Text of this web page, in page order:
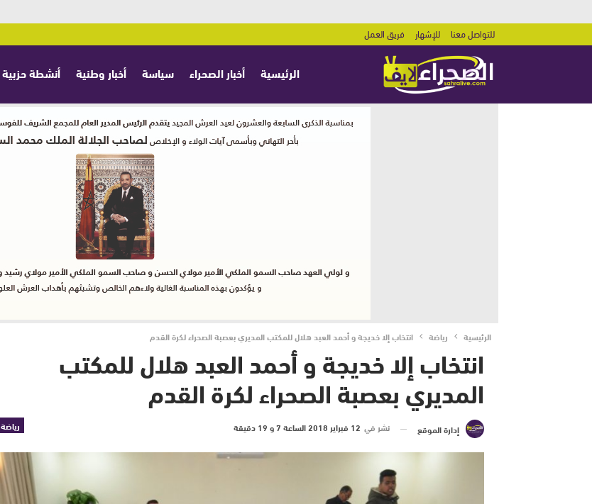
للتواصل معنا للإشهار فريق العمل
الرئيسية أخبار الصحراء سياسة أخبار وطنية أنشطة حزبية
الرئيسية رياضة انتخاب إلا خديجة و أحمد العبد هلال للمكتب المديري بعصبة الصحراء لكرة القدم
انتخاب إلا خديجة و أحمد العبد هلال للمكتب
المديري بعصبة الصحراء لكرة القدم
رياضة إدارة الموقع نشر في 12 فبراير 2018 الساعة 7 و 19 دقيقة